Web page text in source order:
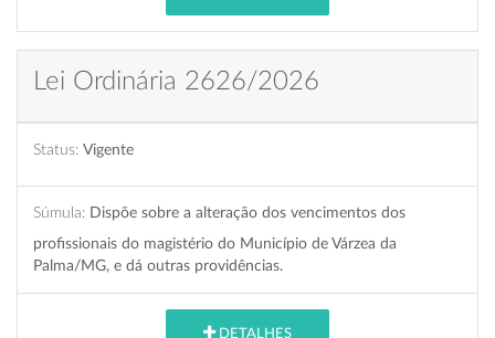
Lei Ordinária 2626/2026
Status: Vigente
Súmula: Dispõe sobre a alteração dos vencimentos dos
profissionais do magistério do Município de Várzea da
Palma/MG, e dá outras providências.
DETALHES